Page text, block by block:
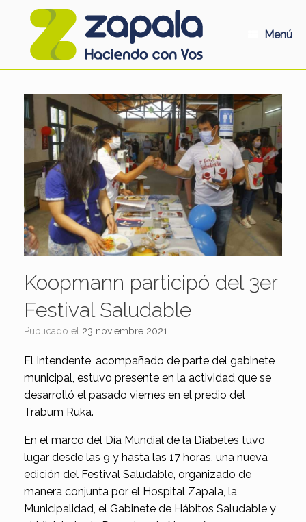
Menú
Koopmann participó del 3er
Festival Saludable
Publicado el 23 noviembre 2021
El Intendente, acompañado de parte del gabinete
municipal, estuvo presente en la actividad que se
desarrolló el pasado viernes en el predio del
Trabum Ruka.
En el marco del Día Mundial de la Diabetes tuvo
lugar desde las 9 y hasta las 17 horas, una nueva
edición del Festival Saludable, organizado de
manera conjunta por el Hospital Zapala, la
Municipalidad, el Gabinete de Hábitos Saludable y